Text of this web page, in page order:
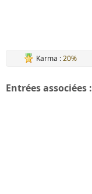
Karma :20%
Entrées associées :